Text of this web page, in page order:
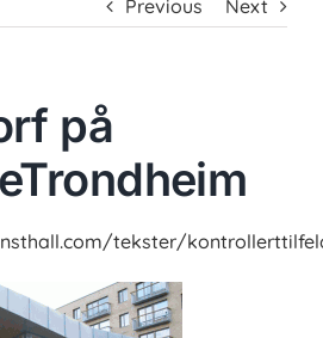
Previous Next
på
tekster/